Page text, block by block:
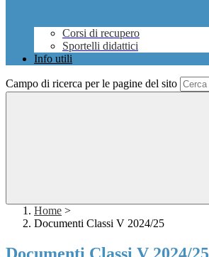
Corsi di recupero
Sportelli didattici
Info utili
Campo di ricerca per le pagine del sito
Home >
Documenti Classi V 2024/25